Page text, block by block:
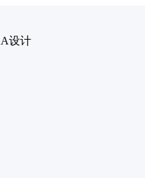
设计